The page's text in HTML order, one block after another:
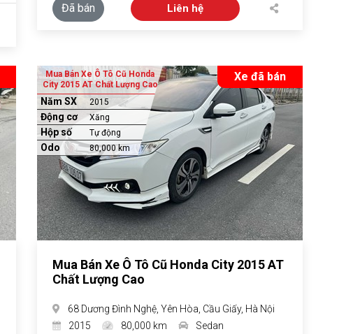
Đã bán Liên hệ
Xe đã bán
Mua Bán Xe Ô Tô Cũ Honda
City 2015 AT Chất Lượng Cao
Năm SX 2015
Động cơ Xăng
Hộp số Tự động
Odo 80,000 km
Mua Bán Xe Ô Tô Cũ Honda City 2015 AT
Chất Lượng Cao
68 Dương Đình Nghệ, Yên Hòa, Cầu Giấy, Hà Nội
2015
80,000 km Sedan